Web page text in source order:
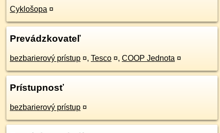
Cyklošopa ¤
Prevádzkovateľ
bezbarierový prístup ¤, Tesco ¤, COOP Jednota ¤
Prístupnosť
bezbarierový prístup ¤